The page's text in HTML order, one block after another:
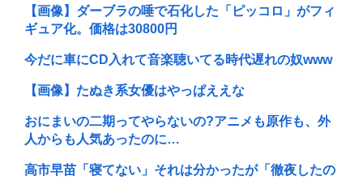
【画像】ダーブラの唾で石化した「ピッコロ」がフィ
ギュア化。価格は30800円
今だに車にCD入れて音楽聴いてる時代遅れの奴www
【画像】たぬき系女優はやっぱええな
おにまいの二期ってやらないの?アニメも原作も、外
人からも人気あったのに…
高市早苗「寝てない」それは分かったが「徹夜したの